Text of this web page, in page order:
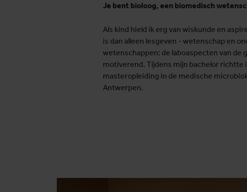
Je bent bioloog, een biomedisch
Als kind hield ik erg van wiskunde en
is dan alleen lesgeven - wetenschap en
wetenschappen: de laboaspecten van de
motiverend. Tijdens mijn bachelor
masteropleiding in de medische
Antwerpen.